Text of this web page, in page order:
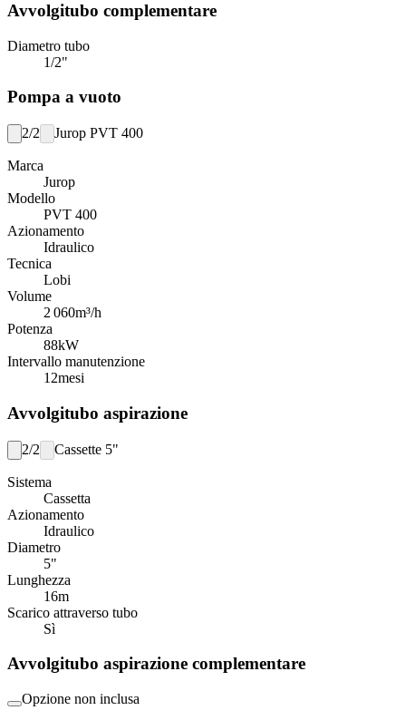
Avvolgitubo complementare
Diametro tubo
1/2"
Pompa a vuoto
2/2 Jurop PVT 400
Marca
Jurop
Modello
PVT 400
Azionamento
Idraulico
Tecnica
Lobi
Volume
2 060m³/h
Potenza
88kW
Intervallo manutenzione
12mesi
Avvolgitubo aspirazione
2/2 Cassette 5"
Sistema
Cassetta
Azionamento
Idraulico
Diametro
5"
Lunghezza
16m
Scarico attraverso tubo
Sì
Avvolgitubo aspirazione complementare
Opzione non inclusa